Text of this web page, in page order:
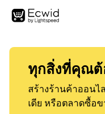
ทุกสิ่งที่คุณต้
สร้างร้านค้าออนไ
เดีย หรือตลาดซื้อ